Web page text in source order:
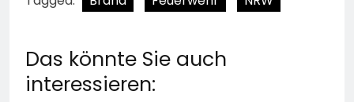
Das könnte Sie auch
interessieren: